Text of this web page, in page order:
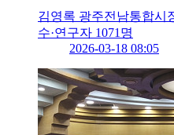
김영록 광주전남통합시
수·연구자 1071명
2026-03-18 08:05